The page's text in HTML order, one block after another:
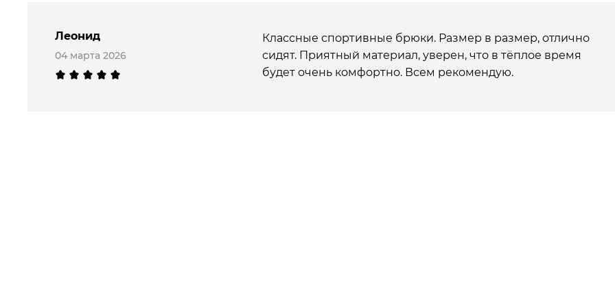
Леонид
04 марта 2026
Классные спортивные брюки. Размер в размер, отлично
сидят. Приятный материал, уверен, что в тёплое время
будет очень комфортно. Всем рекомендую.